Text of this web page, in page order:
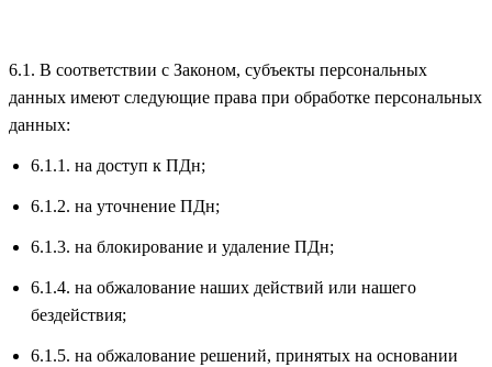
6.1. В соответствии с Законом, субъекты персональных
данных имеют следующие права при обработке персональных
данных:
6.1.1. на доступ к ПДн;
6.1.2. на уточнение ПДн;
6.1.3. на блокирование и удаление ПДн;
6.1.4. на обжалование наших действий или нашего
бездействия;
6.1.5. на обжалование решений, принятых на основании